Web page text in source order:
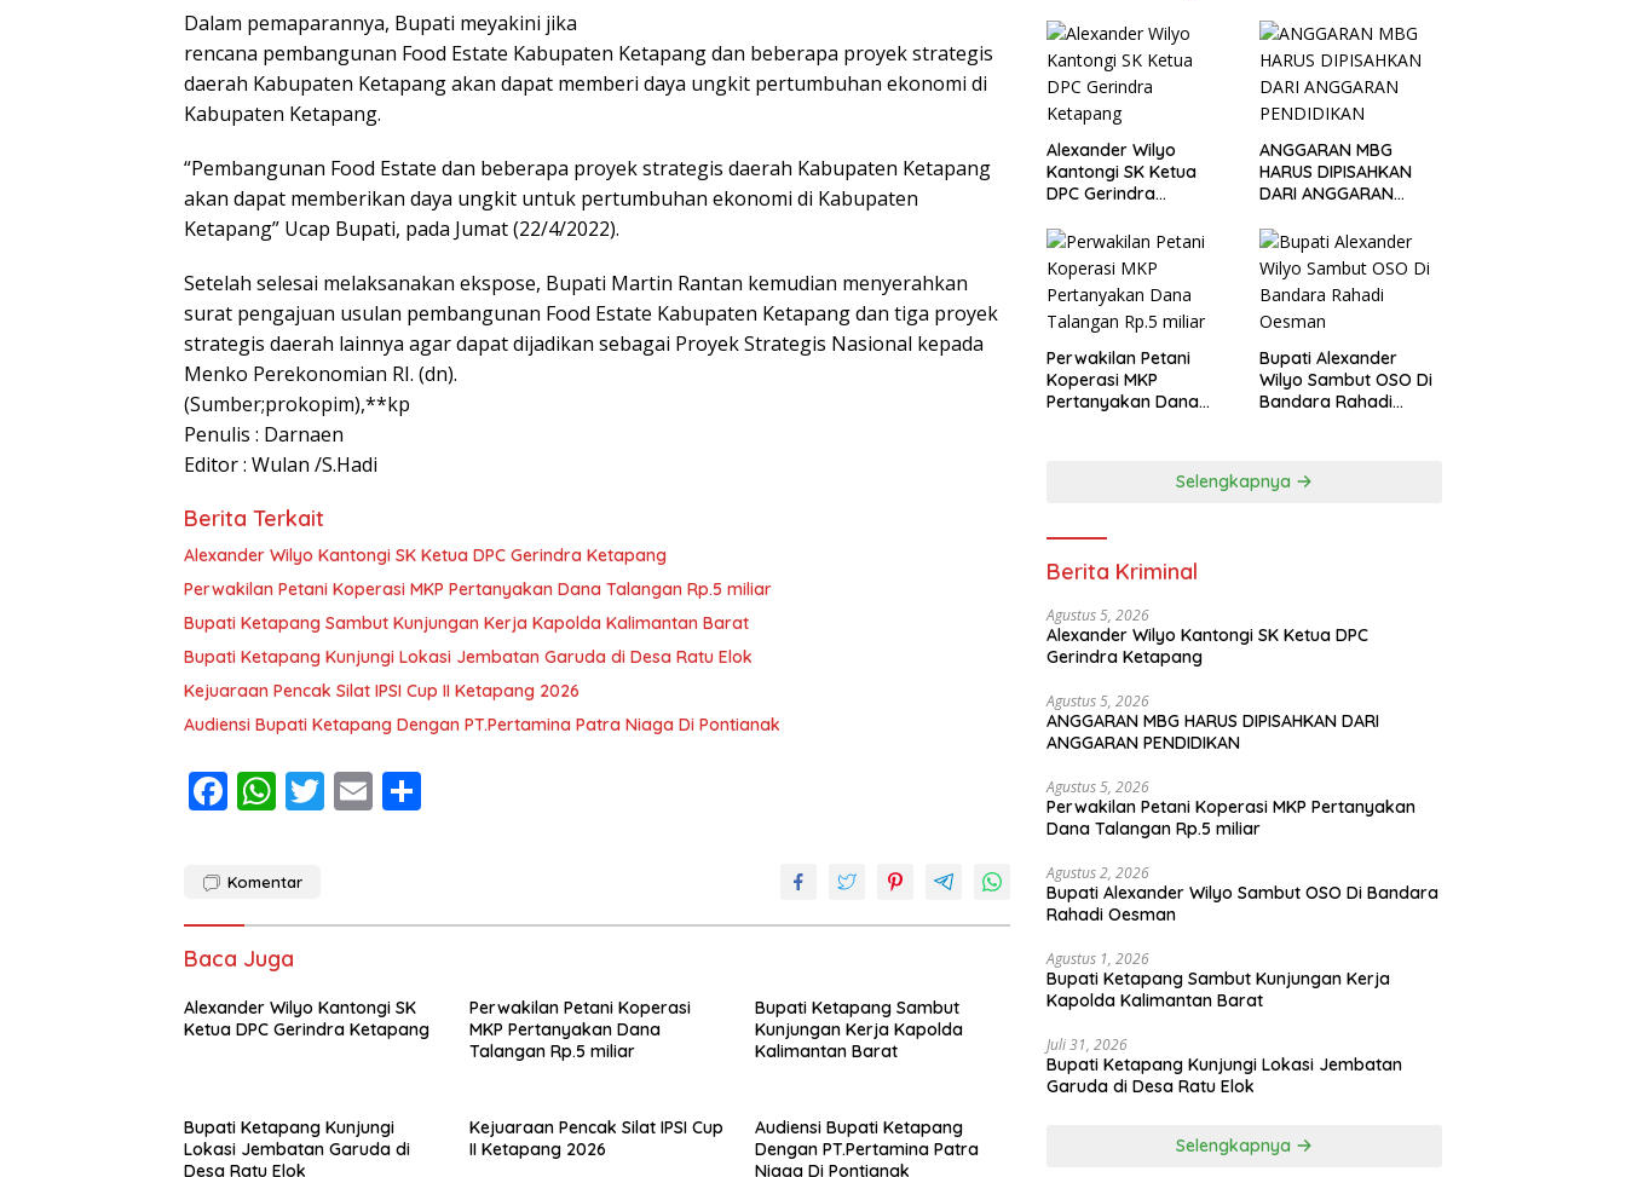
Dalam pemaparannya, Bupati meyakini jika
rencana pembangunan Food Estate Kabupaten Ketapang dan beberapa proyek strategis
daerah Kabupaten Ketapang akan dapat memberi daya ungkit pertumbuhan ekonomi di
Kabupaten Ketapang.
“Pembangunan Food Estate dan beberapa proyek strategis daerah Kabupaten Ketapang
akan dapat memberikan daya ungkit untuk pertumbuhan ekonomi di Kabupaten
Ketapang” Ucap Bupati, pada Jumat (22/4/2022).
Setelah selesai melaksanakan ekspose, Bupati Martin Rantan kemudian menyerahkan
surat pengajuan usulan pembangunan Food Estate Kabupaten Ketapang dan tiga proyek
strategis daerah lainnya agar dapat dijadikan sebagai Proyek Strategis Nasional kepada
Menko Perekonomian RI. (dn).
(Sumber;prokopim),**kp
Penulis : Darnaen
Editor : Wulan /S.Hadi
Berita Terkait
Alexander Wilyo Kantongi SK Ketua DPC Gerindra Ketapang
Perwakilan Petani Koperasi MKP Pertanyakan Dana Talangan Rp.5 miliar
Bupati Ketapang Sambut Kunjungan Kerja Kapolda Kalimantan Barat
Bupati Ketapang Kunjungi Lokasi Jembatan Garuda di Desa Ratu Elok
Kejuaraan Pencak Silat IPSI Cup II Ketapang 2026
Audiensi Bupati Ketapang Dengan PT.Pertamina Patra Niaga Di Pontianak
F
e
o
o
k
W
at
A
p
p
T E
Komentar
Baca Juga
Alexander Wilyo Kantongi SK
Ketua DPC Gerindra Ketapang
Perwakilan Petani Koperasi
MKP Pertanyakan Dana
Talangan Rp.5 miliar
Bupati Ketapang Sambut
Kunjungan Kerja Kapolda
Kalimantan Barat
Bupati Ketapang Kunjungi
Lokasi Jembatan Garuda di
Desa Ratu Elok
Kejuaraan Pencak Silat IPSI Cup
II Ketapang 2026
Audiensi Bupati Ketapang
Dengan PT.Pertamina Patra
Niaga Di Pontianak
Alexander Wilyo
Kantongi SK Ketua
DPC Gerindra
ANGGARAN MBG
HARUS DIPISAHKAN
DARI ANGGARAN
Perwakilan Petani
Koperasi MKP
Pertanyakan Dana
Bupati Alexander
Wilyo Sambut OSO Di
Bandara Rahadi
Selengkapnya
Berita Kriminal
Agustus 5, 2026
Alexander Wilyo Kantongi SK Ketua DPC
Gerindra Ketapang
Agustus 5, 2026
ANGGARAN MBG HARUS DIPISAHKAN DARI
ANGGARAN PENDIDIKAN
Agustus 5, 2026
Perwakilan Petani Koperasi MKP Pertanyakan
Dana Talangan Rp.5 miliar
Agustus 2, 2026
Bupati Alexander Wilyo Sambut OSO Di Bandara
Rahadi Oesman
Agustus 1, 2026
Bupati Ketapang Sambut Kunjungan Kerja
Kapolda Kalimantan Barat
Juli 31, 2026
Bupati Ketapang Kunjungi Lokasi Jembatan
Garuda di Desa Ratu Elok
Selengkapnya